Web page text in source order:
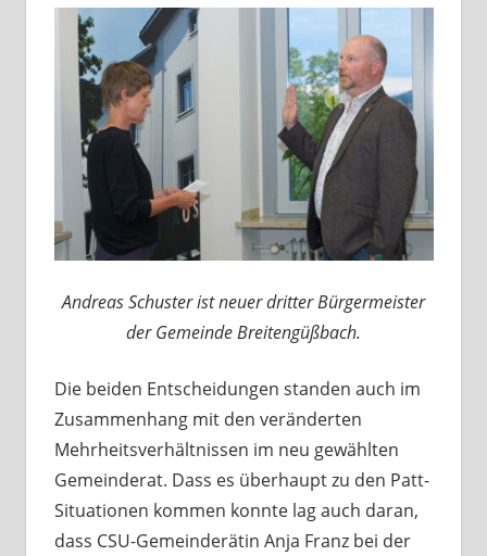
Andreas Schuster ist neuer dritter Bürgermeister
der Gemeinde Breitengüßbach.
Die beiden Entscheidungen standen auch im
Zusammenhang mit den veränderten
Mehrheitsverhältnissen im neu gewählten
Gemeinderat. Dass es überhaupt zu den Patt-
Situationen kommen konnte lag auch daran,
dass CSU-Gemeinderätin Anja Franz bei der